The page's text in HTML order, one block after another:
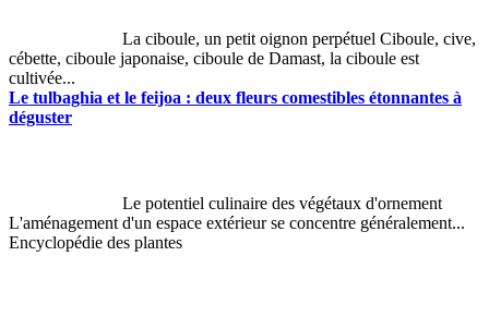
La ciboule, un petit oignon perpétuel Ciboule, cive,
cébette, ciboule japonaise, ciboule de Damast, la ciboule est
cultivée...
Le tulbaghia et le feijoa : deux fleurs comestibles étonnantes à
déguster
Le potentiel culinaire des végétaux d'ornement
L'aménagement d'un espace extérieur se concentre généralement...
Encyclopédie des plantes